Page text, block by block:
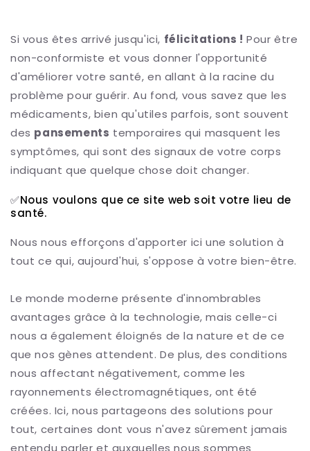
Si vous êtes arrivé jusqu'ici, félicitations ! Pour être
non-conformiste et vous donner l'opportunité
d'améliorer votre santé, en allant à la racine du
problème pour guérir. Au fond, vous savez que les
médicaments, bien qu'utiles parfois, sont souvent
des pansements temporaires qui masquent les
symptômes, qui sont des signaux de votre corps
indiquant que quelque chose doit changer.
✅Nous voulons que ce site web soit votre lieu de
santé.
Nous nous efforçons d'apporter ici une solution à
tout ce qui, aujourd'hui, s'oppose à votre bien-être.
Le monde moderne présente d'innombrables
avantages grâce à la technologie, mais celle-ci
nous a également éloignés de la nature et de ce
que nos gènes attendent. De plus, des conditions
nous affectant négativement, comme les
rayonnements électromagnétiques, ont été
créées. Ici, nous partageons des solutions pour
tout, certaines dont vous n'avez sûrement jamais